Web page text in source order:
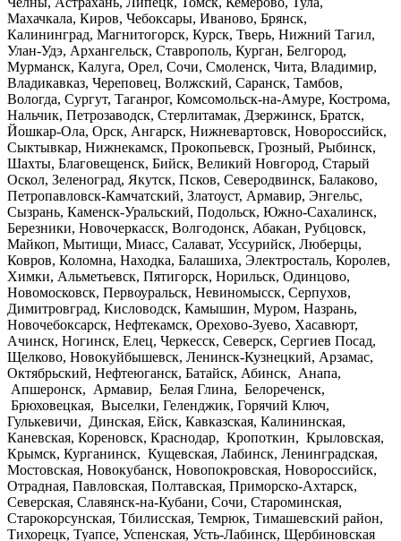
Махачкала, Киров, Чебоксары, Иваново, Брянск,
Калининград, Магнитогорск, Курск, Тверь, Нижний Тагил,
Улан-Удэ, Архангельск, Ставрополь, Курган, Белгород,
Мурманск, Калуга, Орел, Сочи, Смоленск, Чита, Владимир,
Владикавказ, Череповец, Волжский, Саранск, Тамбов,
Вологда, Сургут, Таганрог, Комсомольск-на-Амуре, Кострома,
Нальчик, Петрозаводск, Стерлитамак, Дзержинск, Братск,
Йошкар-Ола, Орск, Ангарск, Нижневартовск, Новороссийск,
Сыктывкар, Нижнекамск, Прокопьевск, Грозный, Рыбинск,
Шахты, Благовещенск, Бийск, Великий Новгород, Старый
Оскол, Зеленоград, Якутск, Псков, Северодвинск, Балаково,
Петропавловск-Камчатский, Златоуст, Армавир, Энгельс,
Сызрань, Каменск-Уральский, Подольск, Южно-Сахалинск,
Березники, Новочеркасск, Волгодонск, Абакан, Рубцовск,
Майкоп, Мытищи, Миасс, Салават, Уссурийск, Люберцы,
Ковров, Коломна, Находка, Балашиха, Электросталь, Королев,
Химки, Альметьевск, Пятигорск, Норильск, Одинцово,
Новомосковск, Первоуральск, Невиномысск, Серпухов,
Димитровград, Кисловодск, Камышин, Муром, Назрань,
Новочебоксарск, Нефтекамск, Орехово-Зуево, Хасавюрт,
Ачинск, Ногинск, Елец, Черкесск, Северск, Сергиев Посад,
Щелково, Новокуйбышевск, Ленинск-Кузнецкий, Арзамас,
Октябрьский, Нефтеюганск, Батайск, Абинск, Анапа,
Апшеронск, Армавир, Белая Глина, Белореченск,
Брюховецкая, Выселки, Геленджик, Горячий Ключ,
Гулькевичи, Динская, Ейск, Кавказская, Калининская,
Каневская, Кореновск, Краснодар, Кропоткин, Крыловская,
Крымск, Курганинск, Кущевская, Лабинск, Ленинградская,
Мостовская, Новокубанск, Новопокровская, Новороссийск,
Отрадная, Павловская, Полтавская, Приморско-Ахтарск,
Северская, Славянск-на-Кубани, Сочи, Староминская,
Старокорсунская, Тбилисская, Темрюк, Тимашевский район,
Тихорецк, Туапсе, Успенская, Усть-Лабинск, Щербиновская